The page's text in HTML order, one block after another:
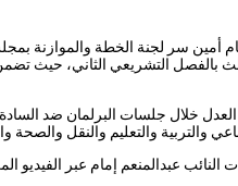
أمين سر لجنة الخطة والموازنة
بالفصل التشريعي الثاني، حيث
خلال جلسات البرلمان ضد السادة
والتربية والتعليم والنقل والصحة
عبدالمنعم إمام عبر الفيديو